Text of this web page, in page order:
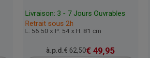
Livraison: 3 - 7 Jours Ouvrables
Retrait sous 2h
L: 56.50 x P: 54 x H: 81 cm
à.p.d.€62,50€ 49,95